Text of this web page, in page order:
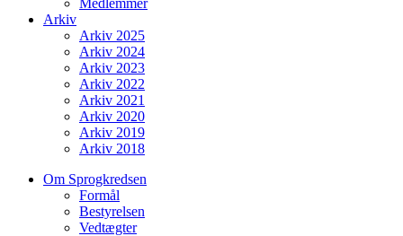
Arkiv
Arkiv 2025
Arkiv 2024
Arkiv 2023
Arkiv 2022
Arkiv 2021
Arkiv 2020
Arkiv 2019
Arkiv 2018
Om Sprogkredsen
Formål
Bestyrelsen
Vedtægter